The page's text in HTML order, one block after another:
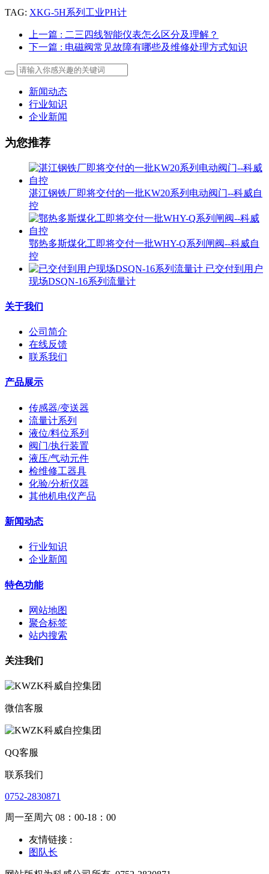
TAG: XKG-5H系列工业PH计
上一篇 : 二三四线智能仪表怎么区分及理解？
下一篇 : 电磁阀常见故障有哪些及维修处理方式知识
新闻动态
行业知识
企业新闻
为您推荐
湛江钢铁厂即将交付的一批KW20系列电动阀门--科威自
控
鄂热多斯煤化工即将交付一批WHY-Q系列闸阀--科威自
控
已交付到用户
现场DSQN-16系列流量计
关于我们
公司简介
在线反馈
联系我们
产品展示
传感器/变送器
流量计系列
液位/料位系列
阀门/执行装置
液压/气动元件
检维修工器具
化验/分析仪器
其他机电仪产品
新闻动态
行业知识
企业新闻
特色功能
网站地图
聚合标签
站内搜索
关注我们
微信客服
QQ客服
联系我们
0752-2830871
周一至周六 08：00-18：00
友情链接 :
图队长